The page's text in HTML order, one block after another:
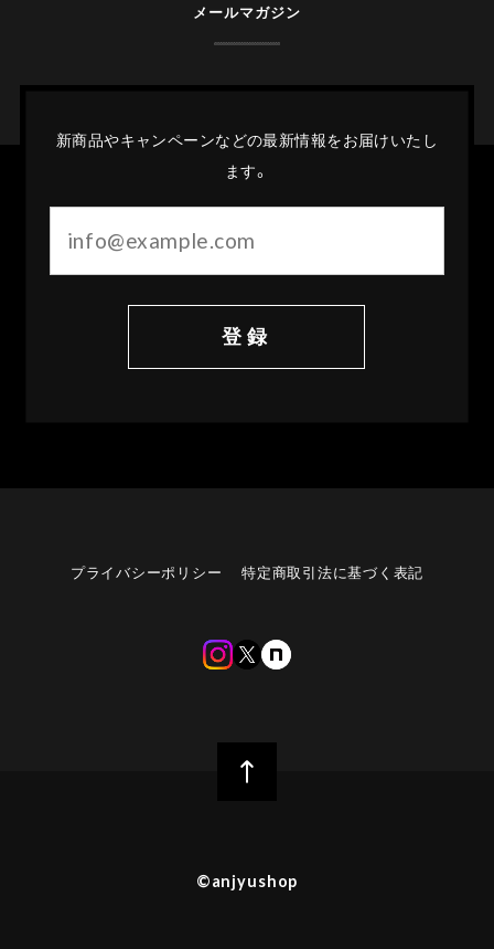
メールマガジン
新商品やキャンペーンなどの最新情報をお届けいたし
ます。
登録
プライバシーポリシー 特定商取引法に基づく表記
©︎anjyushop